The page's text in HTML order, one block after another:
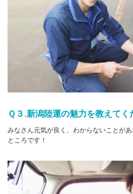
Ｑ３.新潟陸運の魅力を教えてく
みなさん元気が良く、わからないことが
ところです！